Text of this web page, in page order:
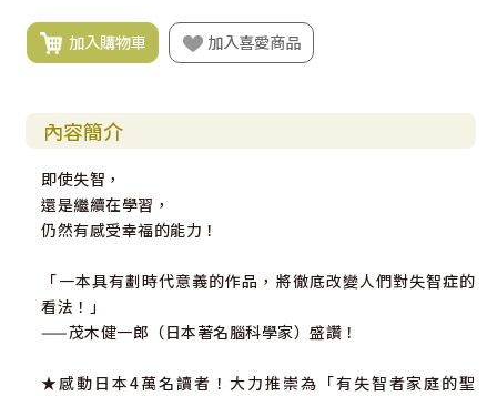
加入購物車 加入喜愛商品
內容簡介
即使失智，
還是繼續在學習，
仍然有感受幸福的能力！
「一本具有劃時代意義的作品，將徹底改變人們對失智症的
看法！」
——茂木健一郎（日本著名腦科學家）盛讚！
★感動日本4萬名讀者！大力推崇為「有失智者家庭的聖